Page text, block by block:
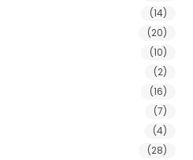
(14)
(20)
(10)
(2)
(16)
(7)
(4)
(28)